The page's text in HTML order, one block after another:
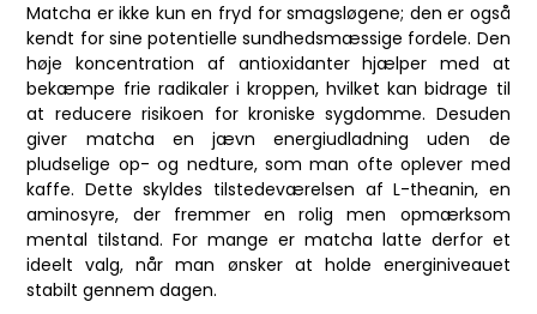
Matcha er ikke kun en fryd for smagsløgene; den er også
kendt for sine potentielle sundhedsmæssige fordele. Den
høje koncentration af antioxidanter hjælper med at
bekæmpe frie radikaler i kroppen, hvilket kan bidrage til
at reducere risikoen for kroniske sygdomme. Desuden
giver matcha en jævn energiudladning uden de
pludselige op- og nedture, som man ofte oplever med
kaffe. Dette skyldes tilstedeværelsen af L-theanin, en
aminosyre, der fremmer en rolig men opmærksom
mental tilstand. For mange er matcha latte derfor et
ideelt valg, når man ønsker at holde energiniveauet
stabilt gennem dagen.